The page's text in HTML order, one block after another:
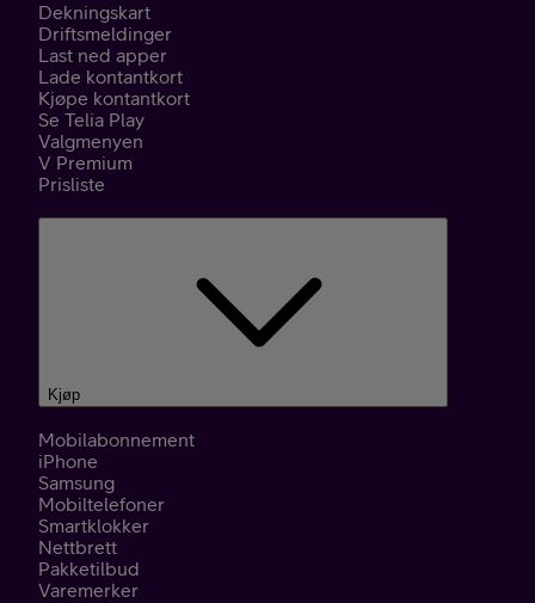
Dekningskart
Driftsmeldinger
Last ned apper
Lade kontantkort
Kjøpe kontantkort
Se Telia Play
Valgmenyen
V Premium
Prisliste
Kjøp
Mobilabonnement
iPhone
Samsung
Mobiltelefoner
Smartklokker
Nettbrett
Pakketilbud
Varemerker